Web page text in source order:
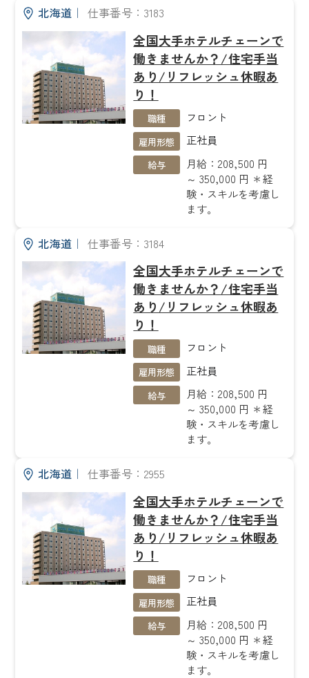
北海道｜ 仕事番号：3183
全国大手ホテルチェーンで
働きませんか？/住宅手当
あり/リフレッシュ休暇あ
り！
職種 フロント
雇用形態 正社員
給与
月給：208,500 円
～ 350,000 円 ＊経
験・スキルを考慮し
ます。
北海道｜ 仕事番号：3184
全国大手ホテルチェーンで
働きませんか？/住宅手当
あり/リフレッシュ休暇あ
り！
職種 フロント
雇用形態 正社員
給与
月給：208,500 円
～ 350,000 円 ＊経
験・スキルを考慮し
ます。
北海道｜ 仕事番号：2955
全国大手ホテルチェーンで
働きませんか？/住宅手当
あり/リフレッシュ休暇あ
り！
職種 フロント
雇用形態 正社員
給与
月給：208,500 円
～ 350,000 円 ＊経
験・スキルを考慮し
ます。